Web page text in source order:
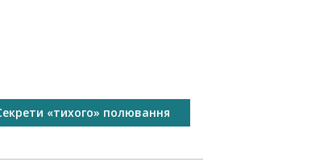
«тихого» полювання